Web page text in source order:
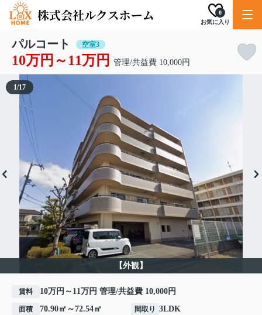
お気に入り
0
パルコート 空室3
10万円～11万円 管理/共益費 10,000円
【外観】
1/17
賃料 10万円～11万円 管理/共益費 10,000円
面積 70.90㎡～72.54㎡ 間取り 3LDK